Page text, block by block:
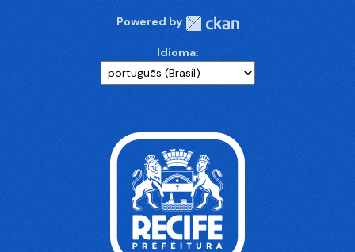
Powered by
Idioma